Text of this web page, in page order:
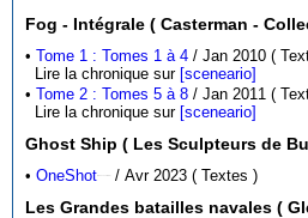
Fog -
•Tome 1 : Tomes 1 à 4
/ Jan
Lire la chronique sur [sceneario]
•Tome 2 : Tomes 5 à 8
/ Jan
Lire la chronique sur [sceneario]
Ghost Ship ( Les Sculpteurs de
•OneShot / Avr 2023 ( Textes )
Les Grandes